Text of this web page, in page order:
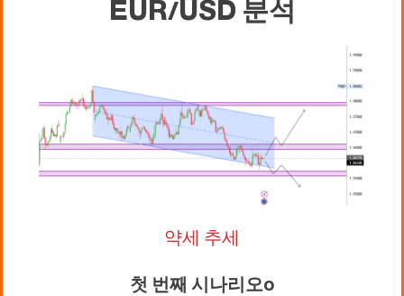
EUR/USD 분석
약세 추세
첫 번째 시나리오o